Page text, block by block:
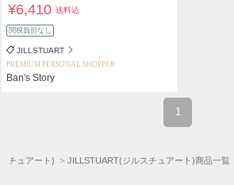
¥6,410送料込
関税負担なし
JILLSTUART
PREMIUM PERSONAL SHOPPER
Ban's Story
1
チュアート) JILLSTUART(ジルスチュアート)商品一覧